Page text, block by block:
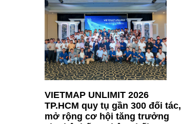
VIETMAP UNLIMIT 2026
TP.HCM quy tụ gần 300 đối tác,
mở rộng cơ hội tăng trưởng